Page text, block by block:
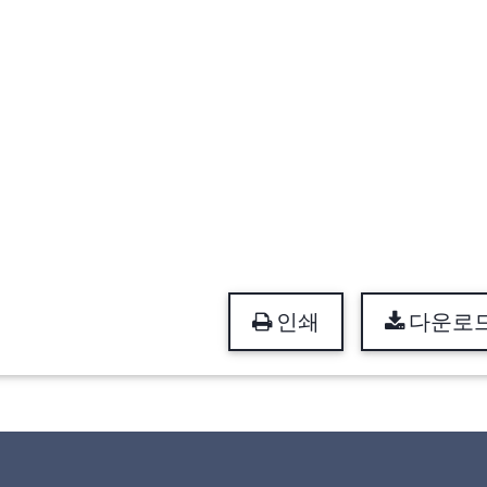
인쇄 다운로